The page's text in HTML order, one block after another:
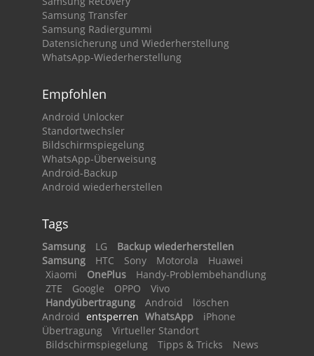
Samsung Transfer
Samsung Radiergummi
Datensicherung und Wiederherstellung
WhatsApp-Wiederherstellung
Empfohlen
Android Unlocker
Standortwechsler
Bildschirmspiegelung
WhatsApp-Überweisung
Android-Backup
Android wiederherstellen
Tags
Samsung LG
Backup wiederherstellen
Samsung
HTC Sony Motorola
Huawei
Xiaomi
OnePlus
Handy-Problembehandlung
ZTE
Google OPPO
Vivo
Handyübertragung
Android
löschen
Android entsperren WhatsApp
iPhone
Übertragung
Virtueller Standort
Bildschirmspiegelung
Tipps & Tricks News